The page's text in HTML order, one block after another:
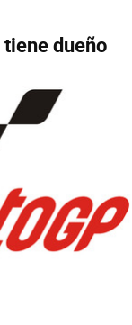
tiene dueño